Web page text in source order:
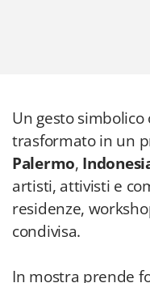
Un gesto
trasformato in un
Palermo,
artisti, attivisti e
residenze,
condivisa.
In mostra prende